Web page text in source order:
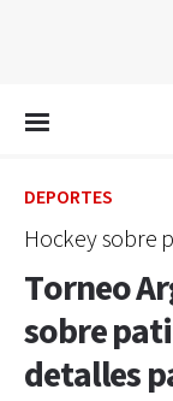
DEPORTES
Hockey sobre
Torneo
sobre
detalles